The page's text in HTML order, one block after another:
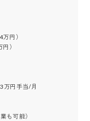
円）
）
万円手当/月
も可能）